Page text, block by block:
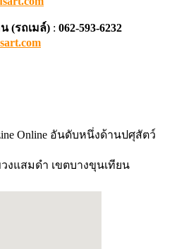
(รถเมล์) : 062-593-6232
Online อันดับหนึ่งด้านปศุสัตว์
งแสมดำ เขตบางขุนเทียน